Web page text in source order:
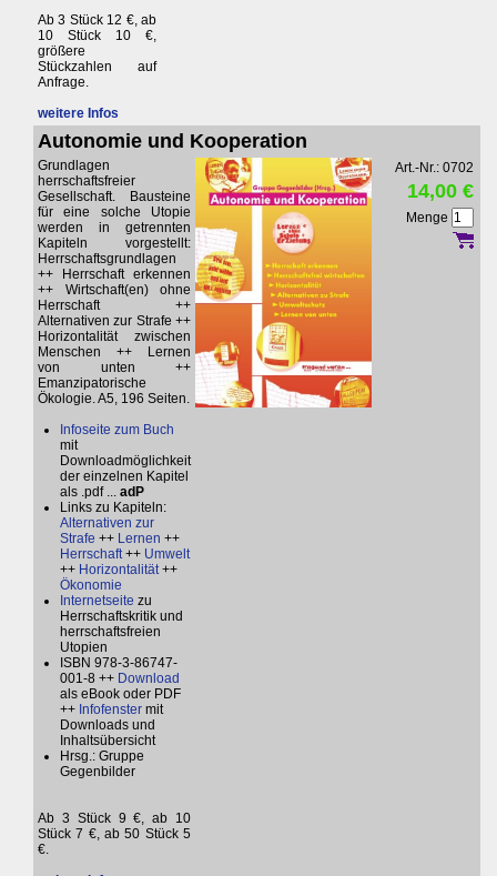
Ab 3 Stück 12 €, ab
10 Stück 10 €,
größere
Stückzahlen auf
Anfrage.
weitere Infos
Autonomie und Kooperation
Grundlagen
herrschaftsfreier
Gesellschaft. Bausteine
für eine solche Utopie
werden in getrennten
Kapiteln vorgestellt:
Herrschaftsgrundlagen
++ Herrschaft erkennen
++ Wirtschaft(en) ohne
Herrschaft ++
Alternativen zur Strafe ++
Horizontalität zwischen
Menschen ++ Lernen
von unten ++
Emanzipatorische
Ökologie. A5, 196 Seiten.
Infoseite zum Buch
mit
Downloadmöglichkeit
der einzelnen Kapitel
als .pdf ... adP
Links zu Kapiteln:
Alternativen zur
Strafe ++ Lernen ++
Herrschaft++ Umwelt
++ Horizontalität++
Ökonomie
Internetseite zu
Herrschaftskritik und
herrschaftsfreien
Utopien
ISBN 978-3-86747-
001-8 ++ Download
als eBook oder PDF
++ Infofenster mit
Downloads und
Inhaltsübersicht
Hrsg.: Gruppe
Gegenbilder
Ab 3 Stück 9 €, ab 10
Stück 7 €, ab 50 Stück 5
€.
Art.-Nr.: 0702
14,00 €
Menge